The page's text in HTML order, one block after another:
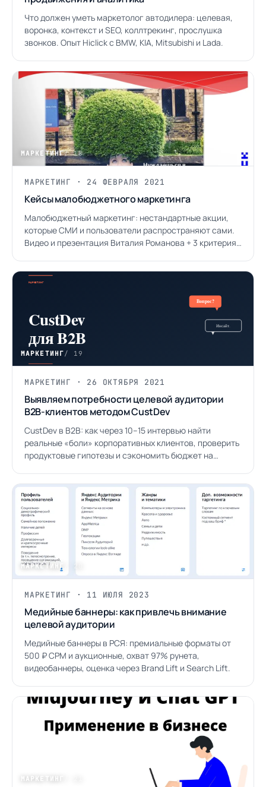
Что должен уметь маркетолог автодилера: целевая,
воронка, контекст и SEO, коллтрекинг, прослушка
звонков. Опыт Hiclick с BMW, KIA, Mitsubishi и Lada.
МАРКЕТИНГ/ 18
МАРКЕТИНГ · 24 ФЕВРАЛЯ 2021
Кейсы малобюджетного маркетинга
Малобюджетный маркетинг: нестандартные акции,
которые СМИ и пользователи распространяют сами.
Видео и презентация Виталия Романова + 3 критерия
МАРКЕТИНГ/ 19
МАРКЕТИНГ · 26 ОКТЯБРЯ 2021
Выявляем потребности целевой аудитории
B2B-клиентов методом CustDev
CustDev в B2B: как через 10–15 интервью найти
реальные «боли» корпоративных клиентов, проверить
продуктовые гипотезы и сэкономить бюджет на
МАРКЕТИНГ
МАРКЕТИНГ · 11 ИЮЛЯ 2023
Медийные баннеры: как привлечь внимание
целевой аудитории
Медийные баннеры в РСЯ: премиальные форматы от
500 ₽ CPM и аукционные, охват 97% рунета,
видеобаннеры, оценка через Brand Lift и Search Lift.
МАРКЕТИНГ